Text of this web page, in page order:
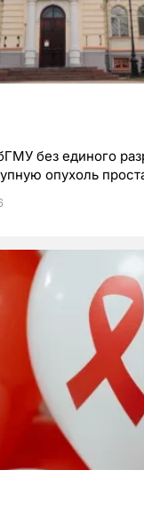
без единого
опухоль